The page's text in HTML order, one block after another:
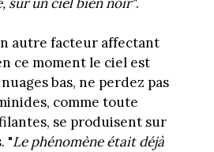
autre facteur affectant
ce moment le ciel est
bas, ne perdez pas
comme toute
se produisent sur
"Le phénomène était déjà